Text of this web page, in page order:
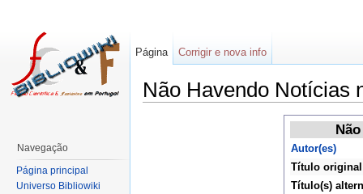
Não Havendo Notícias
Autor(es)
Título original
Título(s)
Página Corrigir e nova info
Navegação
Página principal
Universo Bibliowiki